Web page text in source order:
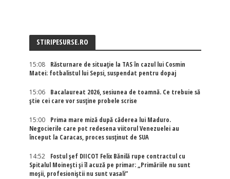
STIRIPESURSE.RO
15:08
Răsturnare de situație la TAS în cazul lui Cosmin
Matei: fotbalistul lui Sepsi, suspendat pentru dopaj
15:06
Bacalaureat 2026, sesiunea de toamnă. Ce trebuie să
știe cei care vor susține probele scrise
15:00
Prima mare miză după căderea lui Maduro.
Negocierile care pot redesena viitorul Venezuelei au
început la Caracas, proces susținut de SUA
14:52
Fostul șef DIICOT Felix Bănilă rupe contractul cu
Spitalul Moinești și îl acuză pe primar: „Primăriile nu sunt
moșii, profesioniștii nu sunt vasali”